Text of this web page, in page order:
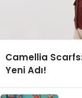
Camellia Scarfs:
Yeni Adı!